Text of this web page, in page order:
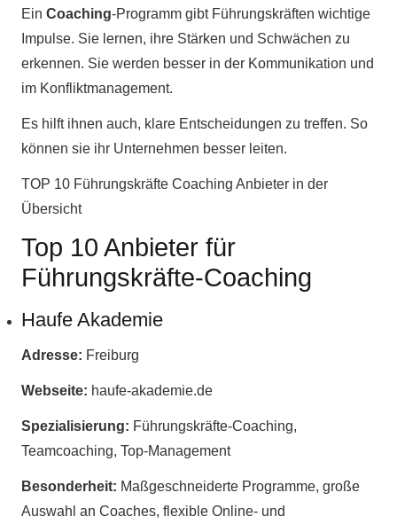
Ein Coaching-Programm gibt Führungskräften wichtige
Impulse. Sie lernen, ihre Stärken und Schwächen zu
erkennen. Sie werden besser in der Kommunikation und
im Konfliktmanagement.
Es hilft ihnen auch, klare Entscheidungen zu treffen. So
können sie ihr Unternehmen besser leiten.
TOP 10 Führungskräfte Coaching Anbieter in der
Übersicht
Top 10 Anbieter für
Führungskräfte-Coaching
Haufe Akademie
Adresse: Freiburg
Webseite: haufe-akademie.de
Spezialisierung: Führungskräfte-Coaching,
Teamcoaching, Top-Management
Besonderheit: Maßgeschneiderte Programme, große
Auswahl an Coaches, flexible Online- und